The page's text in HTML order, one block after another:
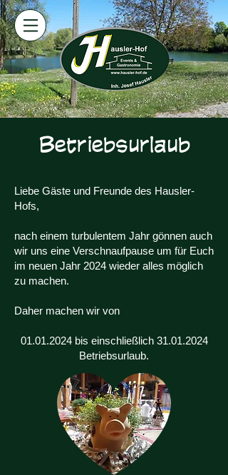
Betriebsurlaub
Liebe Gäste und Freunde des Hausler-
Hofs,
nach einem turbulentem Jahr gönnen auch
wir uns eine Verschnaufpause um für Euch
im neuen Jahr 2024 wieder alles möglich
zu machen.
Daher machen wir von
01.01.2024bis einschließlich 31.01.2024
Betriebsurlaub.